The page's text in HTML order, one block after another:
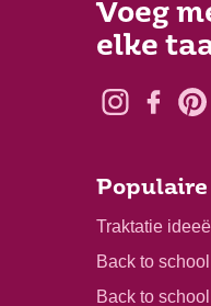
Voeg
elke
Traktatie
Back to
Back to